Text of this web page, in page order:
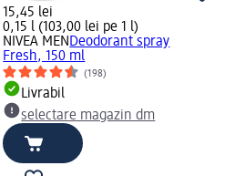
15,45 lei
0,15 l (103,00 lei pe 1 l)
NIVEA MENDeodorant spray
Fresh, 150 ml
(198)
Livrabil
selectare magazin dm